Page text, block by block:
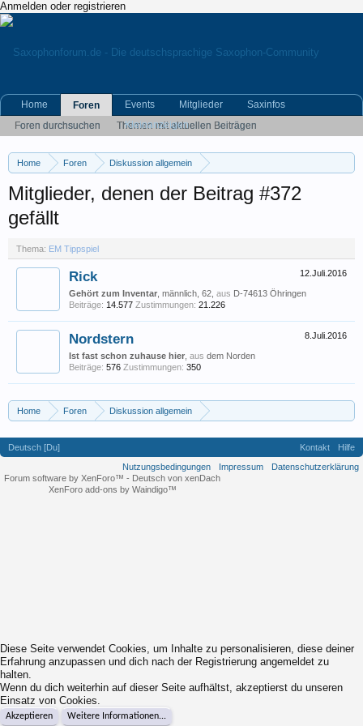
Anmelden oder registrieren
Home Foren
Diskussion allgemein
Mitglieder, denen der Beitrag #372
gefällt
Thema: EM Tippspiel
12.Juli.2016
Rick
Gehört zum Inventar , männlich, 62, aus D-74613 Öhringen
Beiträge: 14.577 Zustimmungen: 21.226
8.Juli.2016
Nordstern
Ist fast schon zuhause hier aus dem Norden
Beiträge: 576 Zustimmungen: 350
Home Foren
Diskussion allgemein
Home
Foren
Foren durchsuchen
Themen mit aktuellen Beiträgen
Events Mitglieder
Saxinfos
Kleinanzeigen
Deutsch [Du] Kontakt
Hilfe
Nutzungsbedingungen
Impressum
Datenschutzerklärung
Forum software by XenForo™ - Deutsch von xenDach
XenForo add-ons by Waindigo™
Diese Seite verwendet Cookies, um Inhalte zu personalisieren, diese deiner
Erfahrung anzupassen und dich nach der Registrierung angemeldet zu
halten.
Wenn du dich weiterhin auf dieser Seite aufhältst, akzeptierst du unseren
Einsatz von Cookies.
Akzeptieren Weitere Informationen...